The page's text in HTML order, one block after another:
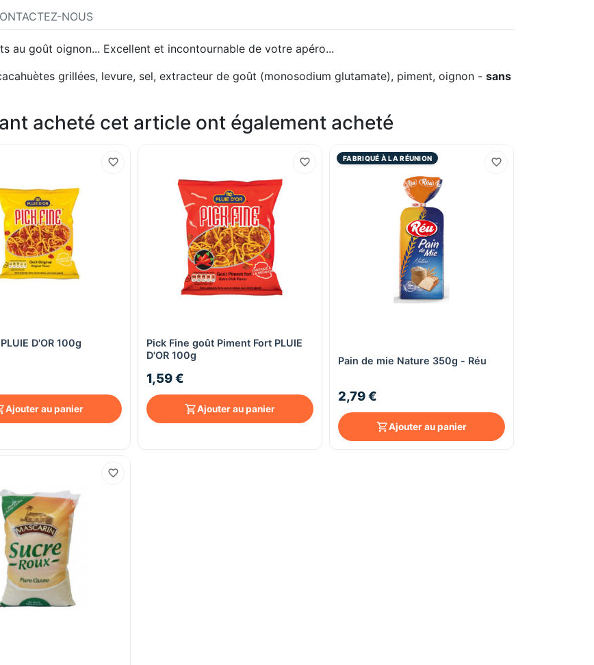
NOUS
au goût oignon... Excellent et incontournable de votre apéro...
grillées, levure, sel, extracteur de goût (monosodium glutamate), piment, oignon - sans
acheté cet article ont également acheté
Aperçu rapide
D'OR 100g
Ajouter au panier
Aperçu rapide
Pick Fine goût Piment Fort PLUIE
D'OR 100g
1,59 €
Ajouter au panier
FABRIQUÉ À LA RÉUNION
Pain de mie Nature 350g - Réu
2,79 €
Ajouter au panier